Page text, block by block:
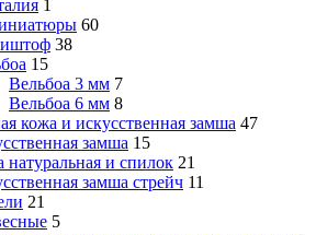
1
60
38
15
Вельбоа 3 мм 7
Вельбоа 6 мм 8
кожа и искусственная замша 47
замша 15
натуральная и спилок 21
замша стрейч 11
21
5